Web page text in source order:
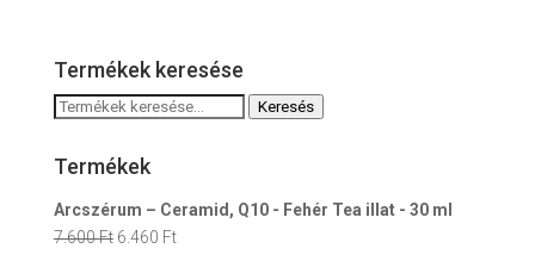
Termékek keresése
Keresés
következőre:
Keresés
Termékek
Arcszérum – Ceramid, Q10 - Fehér Tea illat - 30 ml
7.600Ft Original
6.460 FtCurrent